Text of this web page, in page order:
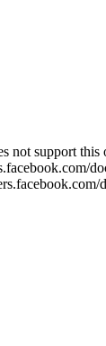
support